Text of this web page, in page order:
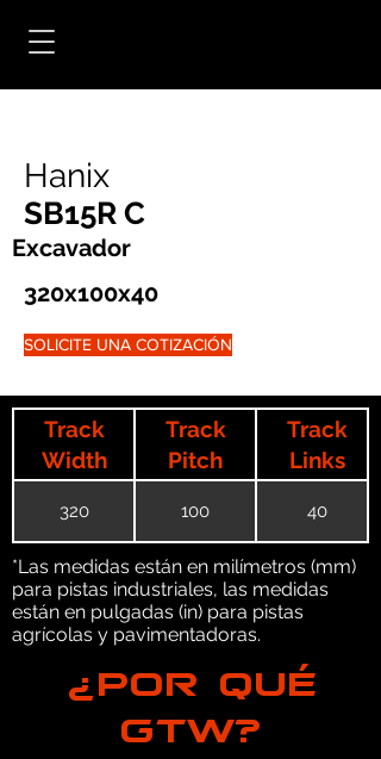
Hanix
SB15R C
Excavador
320x100x40
SOLICITE UNA COTIZACIÓN
Track
Width
Track
Pitch
Track
Links
320 100 40
*Las medidas están en milímetros (mm)
para pistas industriales, las medidas
están en pulgadas (in) para pistas
agrícolas y pavimentadoras.
¿POR QUÉ
GTW?